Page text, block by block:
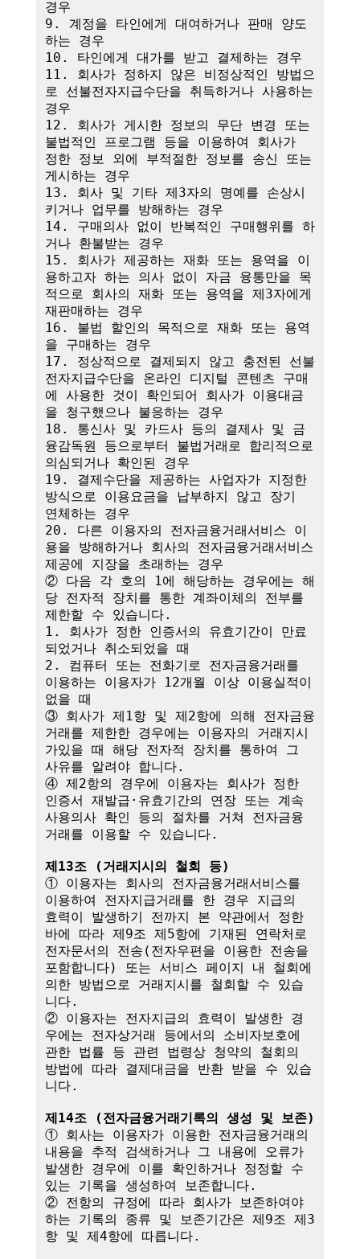
경우
9. 계정을 타인에게 대여하거나 판매 양도
하는 경우
10. 타인에게 대가를 받고 결제하는 경우
11. 회사가 정하지 않은 비정상적인 방법으
로 선불전자지급수단을 취득하거나 사용하는
경우
12. 회사가 게시한 정보의 무단 변경 또는
불법적인 프로그램 등을 이용하여 회사가
정한 정보 외에 부적절한 정보를 송신 또는
게시하는 경우
13. 회사 및 기타 제3자의 명예를 손상시
키거나 업무를 방해하는 경우
14. 구매의사 없이 반복적인 구매행위를 하
거나 환불받는 경우
15. 회사가 제공하는 재화 또는 용역을 이
용하고자 하는 의사 없이 자금 융통만을 목
적으로 회사의 재화 또는 용역을 제3자에게
재판매하는 경우
16. 불법 할인의 목적으로 재화 또는 용역
을 구매하는 경우
17. 정상적으로 결제되지 않고 충전된 선불
전자지급수단을 온라인 디지털 콘텐츠 구매
에 사용한 것이 확인되어 회사가 이용대금
을 청구했으나 불응하는 경우
18. 통신사 및 카드사 등의 결제사 및 금
융감독원 등으로부터 불법거래로 합리적으로
의심되거나 확인된 경우
19. 결제수단을 제공하는 사업자가 지정한
방식으로 이용요금을 납부하지 않고 장기
연체하는 경우
20. 다른 이용자의 전자금융거래서비스 이
용을 방해하거나 회사의 전자금융거래서비스
제공에 지장을 초래하는 경우
② 다음 각 호의 1에 해당하는 경우에는 해
당 전자적 장치를 통한 계좌이체의 전부를
제한할 수 있습니다.
1. 회사가 정한 인증서의 유효기간이 만료
되었거나 취소되었을 때
2. 컴퓨터 또는 전화기로 전자금융거래를
이용하는 이용자가 12개월 이상 이용실적이
없을 때
③ 회사가 제1항 및 제2항에 의해 전자금융
거래를 제한한 경우에는 이용자의 거래지시
가있을 때 해당 전자적 장치를 통하여 그
사유를 알려야 합니다.
④ 제2항의 경우에 이용자는 회사가 정한
인증서 재발급·유효기간의 연장 또는 계속
사용의사 확인 등의 절차를 거쳐 전자금융
거래를 이용할 수 있습니다.
제13조 (거래지시의 철회 등)
① 이용자는 회사의 전자금융거래서비스를
이용하여 전자지급거래를 한 경우 지급의
효력이 발생하기 전까지 본 약관에서 정한
바에 따라 제9조 제5항에 기재된 연락처로
전자문서의 전송(전자우편을 이용한 전송을
포함합니다) 또는 서비스 페이지 내 철회에
의한 방법으로 거래지시를 철회할 수 있습
니다.
② 이용자는 전자지급의 효력이 발생한 경
우에는 전자상거래 등에서의 소비자보호에
관한 법률 등 관련 법령상 청약의 철회의
방법에 따라 결제대금을 반환 받을 수 있습
니다.
제14조 (전자금융거래기록의 생성 및 보존)
① 회사는 이용자가 이용한 전자금융거래의
내용을 추적 검색하거나 그 내용에 오류가
발생한 경우에 이를 확인하거나 정정할 수
있는 기록을 생성하여 보존합니다.
② 전항의 규정에 따라 회사가 보존하여야
하는 기록의 종류 및 보존기간은 제9조 제3
항 및 제4항에 따릅니다.